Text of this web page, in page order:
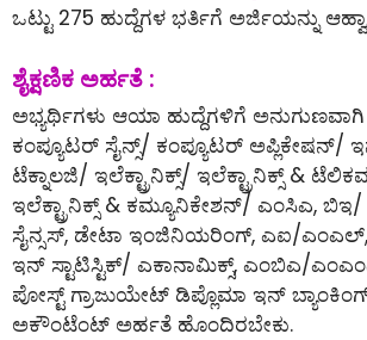
ಒಟ್ಟು 275 ಹುದ್ದೆಗಳ ಭರ್ತಿಗೆ ಅರ್ಜಿಯನ್ನು
ಶೈಕ್ಷಣಿಕ ಅರ್ಹತೆ :
ಅಭ್ಯರ್ಥಿಗಳು ಆಯಾ ಹುದ್ದೆಗಳಿಗೆ
ಕಂಪ್ಯೂಟರ್ ಸೈನ್ಸ್/ ಕಂಪ್ಯೂಟರ್ ಅಪ್ಲಿಕೇಷನ್/
ಟೆಕ್ನಾಲಜಿ/ ಇಲೆಕ್ಟ್ರಾನಿಕ್ಸ್/ ಇಲೆಕ್ಟ್ರಾನಿಕ್ಸ್ &
ಇಲೆಕ್ಟ್ರಾನಿಕ್ಸ್ & ಕಮ್ಯೂನಿಕೇಶನ್/ ಎಂಸಿಎ,
ಸೈನ್ಸಸ್, ಡೇಟಾ ಇಂಜಿನಿಯರಿಂಗ್, ಎಐ/ಎಂಎಲ್,
ಇನ್ ಸ್ಟಾಟಿಸ್ಟಿಕ್/ ಎಕಾನಾಮಿಕ್ಸ್, ಎಂಬಿಎ/
ಪೋಸ್ಟ್ ಗ್ರಾಜುಯೇಟ್ ಡಿಪ್ಲೊಮಾ ಇನ್
ಅಕೌಂಟೆಂಟ್ ಅರ್ಹತೆ ಹೊಂದಿರಬೇಕು.